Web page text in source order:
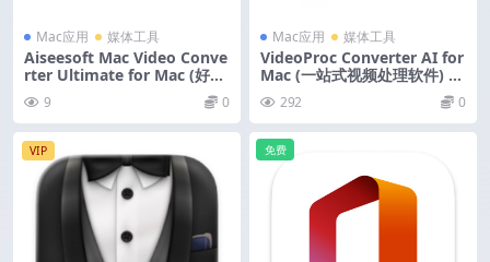
Mac应用 媒体工具
Aiseesoft Mac Video Conve
rter Ultimate for Mac (好用
的视频转换工具) v10.5.52 激
活版
9 0
Mac应用 媒体工具
VideoProc Converter AI for
Mac (一站式视频处理软件) v
8.11 中文版
292 0
VIP 免费